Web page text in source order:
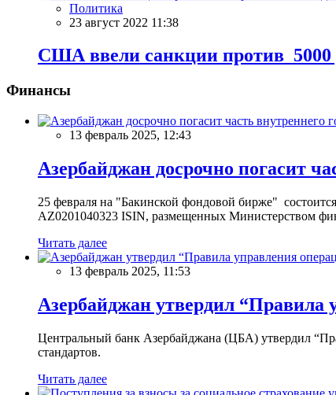
Политика
23 август 2022 11:38
США ввели санкции против 5000
Финансы
13 февраль 2025, 12:43
Азербайджан досрочно погасит
25 февраля на "Бакинской фондовой бирже"
AZ0201040323 ISIN, размещенных Министерством
Читать далее
13 февраль 2025, 11:53
Азербайджан утвердил
Центральный банк Азербайджана (ЦБА) утвердил
стандартов.
Читать далее